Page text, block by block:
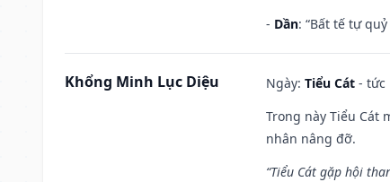
- Dần: “Bất tế tự
Khổng Minh Lục Diệu Ngày: Tiểu Cát - tức
Trong này Tiểu Cát
nhân nâng đỡ.
“Tiểu Cát gặp hội